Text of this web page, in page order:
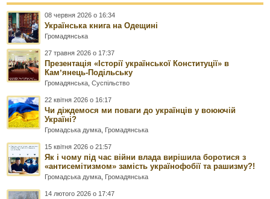
08 червня 2026 о 16:34
Українська книга на Одещині
Громадянська
27 травня 2026 о 17:37
Презентація «Історії української Конституції» в
Камʼянець-Подільську
Громадянська ,Суспільство
22 квітня 2026 о 16:17
Чи діждемося ми поваги до українців у воюючій
Україні?
Громадська думка Громадянська
15 квітня 2026 о 21:57
Як і чому під час війни влада вирішила боротися з
«антисемітизмом» замість українофобії та рашизму?!
Громадська думка Громадянська
14 лютого 2026 о 17:47